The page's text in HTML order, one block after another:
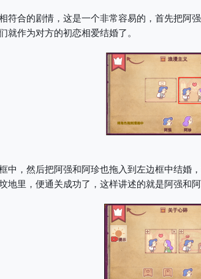
符合的剧情，这是一个非常容易的，首先把阿
就作为对方的初恋相爱结婚了。
中，然后把阿强和阿珍也拖入到左边框中结婚
地里，便通关成功了，这样讲述的就是阿强和